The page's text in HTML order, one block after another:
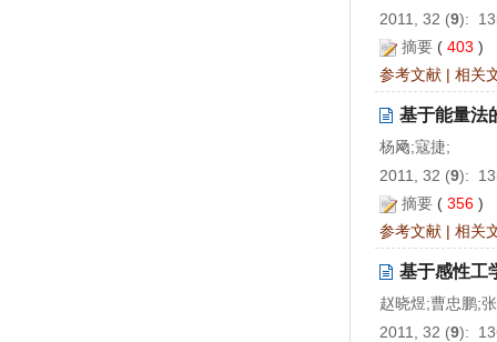
2011, 32 (9):
摘要 ( 403 )
参考文献 | 相关
基于能量法
杨飏;寇捷;
2011, 32 (9):
摘要 ( 356 )
参考文献 | 相关
基于感性工
赵晓煜;曹忠鹏;
2011, 32 (9):